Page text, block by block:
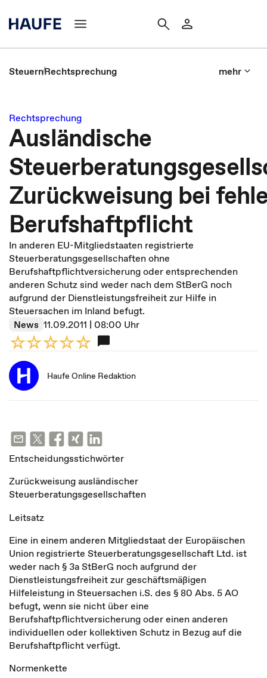
SteuernRechtsprechung mehr
Rechtsprechung
Ausländische
Zurückweisung bei
Berufshaftpflicht
In anderen EU-Mitgliedstaaten registrierte
Steuerberatungsgesellschaften ohne
Berufshaftpflichtversicherung oder entsprechenden
anderen Schutz sind weder nach dem StBerG noch
aufgrund der Dienstleistungsfreiheit zur Hilfe in
Steuersachen im Inland befugt.
News 11.09.2011 | 08:00 Uhr
Haufe Online Redaktion
Entscheidungsstichwörter
Zurückweisung ausländischer
Steuerberatungsgesellschaften
Leitsatz
Eine in einem anderen Mitgliedstaat der Europäischen
Union registrierte Steuerberatungsgesellschaft Ltd. ist
weder nach § 3a StBerG noch aufgrund der
Dienstleistungsfreiheit zur geschäftsmäßigen
Hilfeleistung in Steuersachen i.S. des § 80 Abs. 5 AO
befugt, wenn sie nicht über eine
Berufshaftpflichtversicherung oder einen anderen
individuellen oder kollektiven Schutz in Bezug auf die
Berufshaftpflicht verfügt.
Normenkette